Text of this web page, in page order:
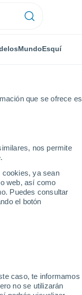
que se ofrece es
nos permite
cookies, ya sean
web, así como
Puedes consultar
el botón
caso, te informamos
no se utilizarán
MundoEsquí
Sábado
8 Ago